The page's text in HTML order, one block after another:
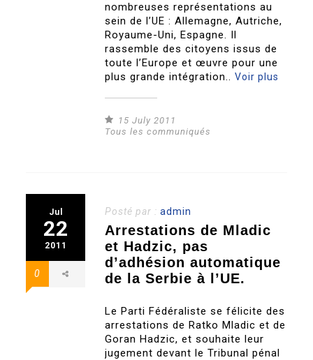
nombreuses représentations au
sein de l’UE : Allemagne, Autriche,
Royaume-Uni, Espagne. Il
rassemble des citoyens issus de
toute l’Europe et œuvre pour une
plus grande intégration..Voir plus
15 July 2011
Tous les communiqués
Jul
22
2011
0
Posté par :admin
Arrestations de Mladic
et Hadzic, pas
d’adhésion automatique
de la Serbie à l’UE.
Le Parti Fédéraliste se félicite des
arrestations de Ratko Mladic et de
Goran Hadzic, et souhaite leur
jugement devant le Tribunal pénal